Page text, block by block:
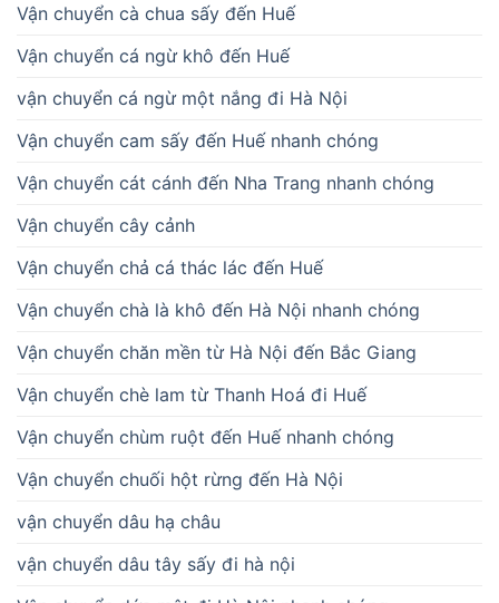
Vận chuyển cà chua sấy đến Huế
Vận chuyển cá ngừ khô đến Huế
vận chuyển cá ngừ một nắng đi Hà Nội
Vận chuyển cam sấy đến Huế nhanh chóng
Vận chuyển cát cánh đến Nha Trang nhanh chóng
Vận chuyển cây cảnh
Vận chuyển chả cá thác lác đến Huế
Vận chuyển chà là khô đến Hà Nội nhanh chóng
Vận chuyển chăn mền từ Hà Nội đến Bắc Giang
Vận chuyển chè lam từ Thanh Hoá đi Huế
Vận chuyển chùm ruột đến Huế nhanh chóng
Vận chuyển chuối hột rừng đến Hà Nội
vận chuyển dâu hạ châu
vận chuyển dâu tây sấy đi hà nội